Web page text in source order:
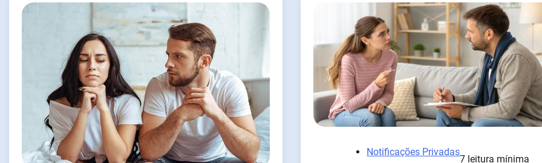
Notificações Privadas
7 leitura mínima